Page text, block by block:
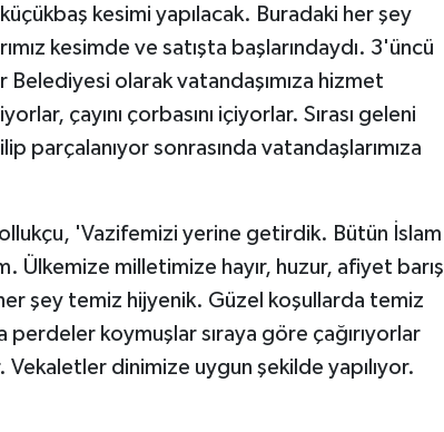
kesimi yapılacak. Buradaki her şey
kesimde ve satışta başlarındaydı. 3'üncü
Belediyesi olarak vatandaşımıza hizmet
çayını çorbasını içiyorlar. Sırası geleni
parçalanıyor sonrasında vatandaşlarımıza
'Vazifemizi yerine getirdik. Bütün İslam
Ülkemize milletimize hayır, huzur, afiyet barış
şey temiz hijyenik. Güzel koşullarda temiz
koymuşlar sıraya göre çağırıyorlar
dinimize uygun şekilde yapılıyor.